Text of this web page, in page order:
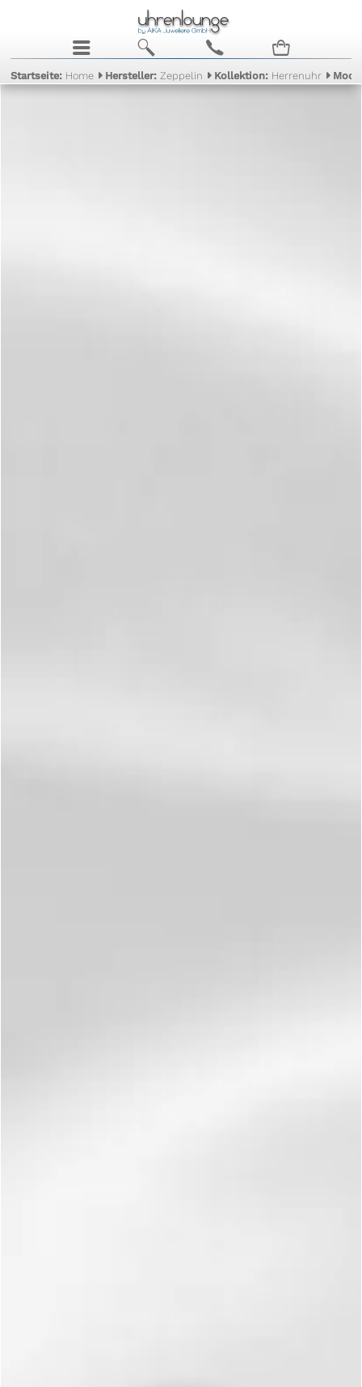
j b c n
Startseite: Home Hersteller: Zeppelin Kollektion: Herrenuhr